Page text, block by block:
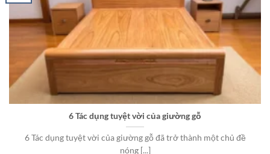
6 Tác dụng tuyệt vời của giường gỗ
6 Tác dụng tuyệt vời của giường gỗ đã trở thành một chủ đề
nóng [...]